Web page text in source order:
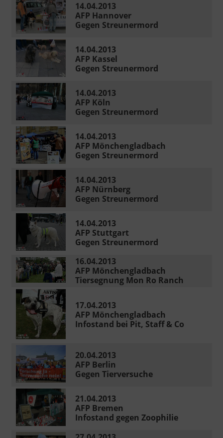
14.04.2013
AFP Hannover
Gegen Streunermord
14.04.2013
AFP Kassel
Gegen Streunermord
14.04.2013
AFP Köln
Gegen Streunermord
14.04.2013
AFP Mönchengladbach
Gegen Streunermord
14.04.2013
AFP Nürnberg
Gegen Streunermord
14.04.2013
AFP Stuttgart
Gegen Streunermord
16.04.2013
AFP Mönchengladbach
Tiersegnung Mon Ro Ranch
17.04.2013
AFP Mönchengladbach
Infostand bei Pit, Staff & Co
20.04.2013
AFP Berlin
Gegen Tierversuche
21.04.2013
AFP Bremen
Infostand gegen Zoophilie